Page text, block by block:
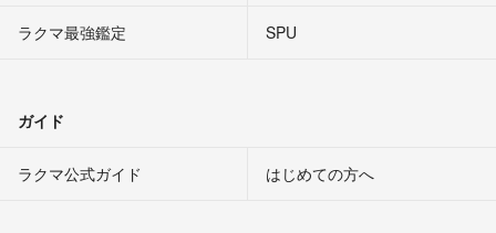
ラクマ最強鑑定
SPU
ガイド
ラクマ公式ガイド はじめての方へ